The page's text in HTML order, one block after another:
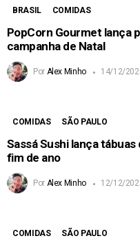
BRASIL COMIDAS
PopCorn Gourmet lança
campanha de Natal
Por Alex Minho 14/12/
COMIDAS SÃO PAULO
Sassá Sushi lança
fim de ano
Por Alex Minho 12/12/
COMIDAS SÃO PAULO